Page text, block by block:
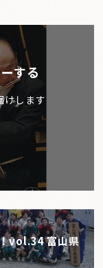
する
けします
vol.34 富山県